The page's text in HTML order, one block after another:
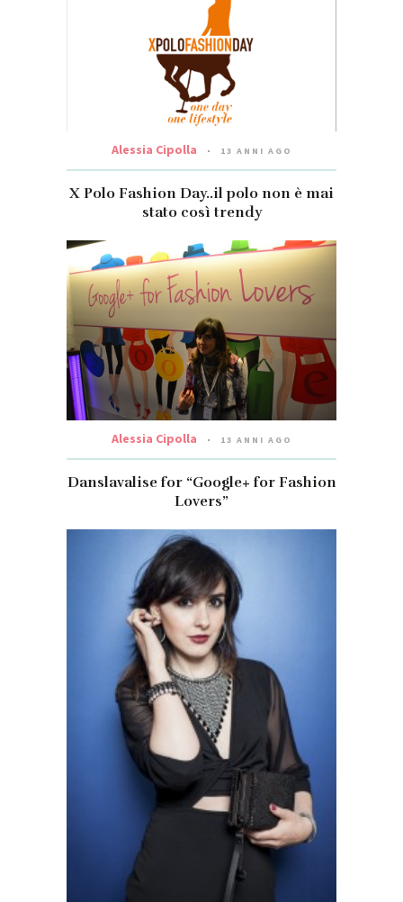
Alessia Cipolla 13 ANNI AGO
X Polo Fashion Day..il polo non è mai
stato così trendy
Alessia Cipolla 13 ANNI AGO
Danslavalise for “Google+ for Fashion
Lovers”